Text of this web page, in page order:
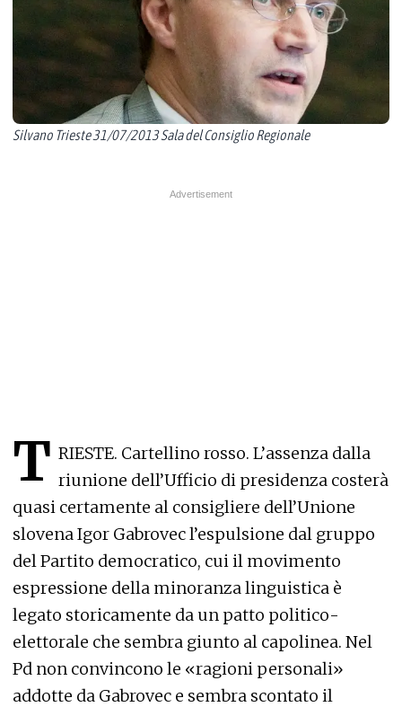
Silvano Trieste 31/07/2013 Sala del Consiglio Regionale
T RIESTE. Cartellino rosso. L’assenza dalla
riunione dell’Ufficio di presidenza costerà
quasi certamente al consigliere dell’Unione
slovena Igor Gabrovec l’espulsione dal gruppo
del Partito democratico, cui il movimento
espressione della minoranza linguistica è
legato storicamente da un patto politico-
elettorale che sembra giunto al capolinea. Nel
Pd non convincono le «ragioni personali»
addotte da Gabrovec e sembra scontato il